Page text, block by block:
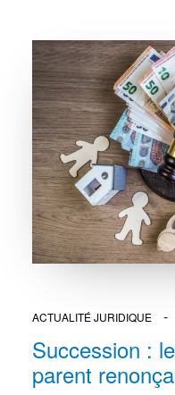
ACTUALITÉ JURIDIQUE
Succession :
parent